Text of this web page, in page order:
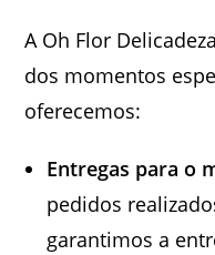
A Oh Flor
dos momentos
oferecemos:
Entregas para o
pedidos
garantimos a